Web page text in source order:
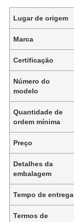
Lugar de origem
Marca
Certificação
Número do
modelo
Quantidade de
ordem mínima
Preço
Detalhes da
embalagem
Tempo de entrega
Termos de